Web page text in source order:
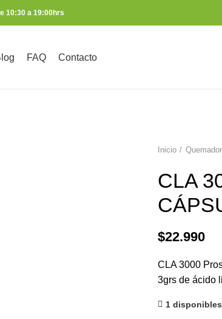
10:30 a 19:00hrs
FAQ Contacto
Inicio
CLA
$22.990
CLA 3000
3grs de ácido
1 disponibles